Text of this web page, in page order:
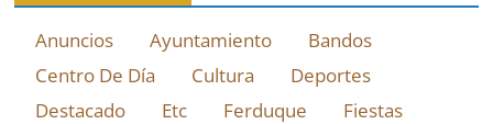
Anuncios Ayuntamiento
Bandos
Centro De Día
Cultura
Deportes
Destacado
Etc Ferduque
Fiestas